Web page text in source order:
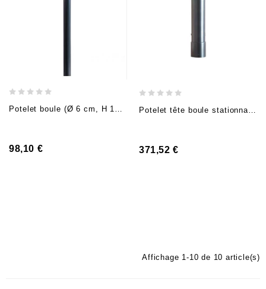
Potelet boule (Ø 6 cm, H 140cm, +- 100cm hors sol), anthracite, à bétonner
98,10 € 371,52 €
Affichage 1-10 de 10 article(s)